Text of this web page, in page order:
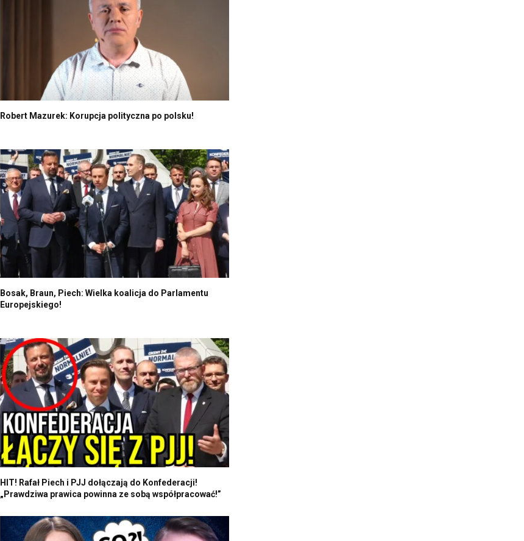
Robert Mazurek: Korupcja polityczna po polsku!
Bosak, Braun, Piech: Wielka koalicja do Parlamentu
Europejskiego!
HIT! Rafał Piech i PJJ dołączają do Konfederacji!
„Prawdziwa prawica powinna ze sobą współpracować!”